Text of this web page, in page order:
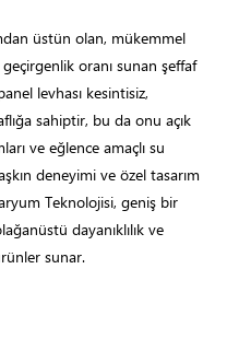
üstün olan, mükemmel
oranı sunan şeffaf
levhası kesintisiz,
sahiptir, bu da onu açık
ve eğlence amaçlı su
deneyimi ve özel tasarım
Teknolojisi, geniş bir
dayanıklılık ve
sunar.